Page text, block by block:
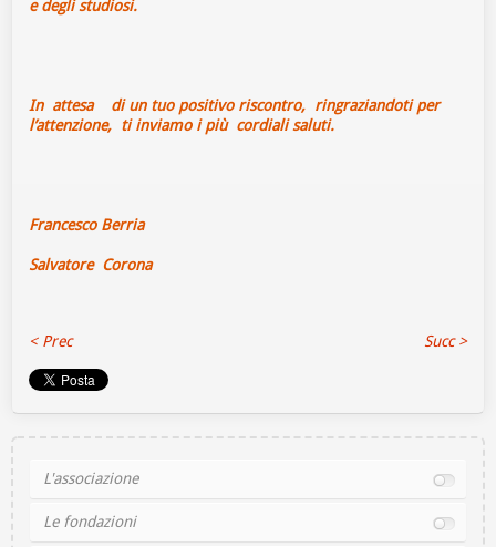
e degli studiosi.
In attesa di un tuo positivo riscontro, ringraziandoti per
l’attenzione, ti inviamo i più cordiali saluti.
Francesco Berria
Salvatore Corona
< Prec Succ >
L'associazione
Le fondazioni